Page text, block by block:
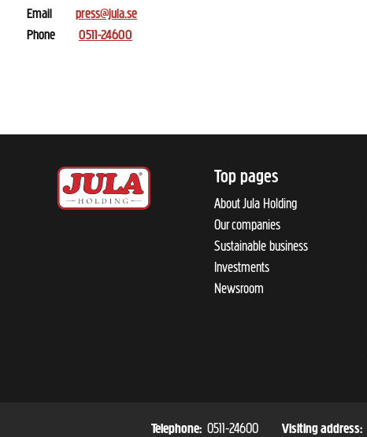
Email
press@jula.se
Phone
0511-24600
Top pages
About Jula Holding
Our companies
Sustainable business
Investments
Newsroom
Telephone: 0511-24600 Visiting address: